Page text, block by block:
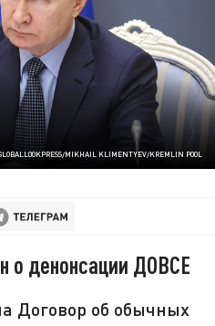
MIKHAIL KLIMENTYEV/KREMLIN POOL
о денонсации ДОВСЕ
Договор об обычных